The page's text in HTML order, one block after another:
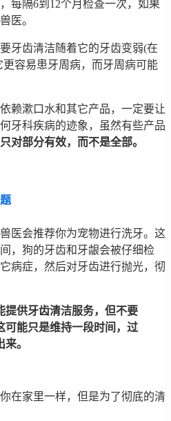
每隔6到12个月检查一次，如果
医。
牙齿清洁随着它的牙齿变弱(在
容易患牙周病，而牙周病可能
赖漱口水和其它产品，一定要让
牙科疾病的迹象，虽然有些产品
对部分有效，而不是全部。
医会推荐你为宠物进行洗牙。这
，狗的牙齿和牙龈会被仔细检
病症，然后对牙齿进行抛光，彻
提供牙齿清洁服务，但不要
可能只是维持一段时间，过
。
在家里一样，但是为了彻底的清